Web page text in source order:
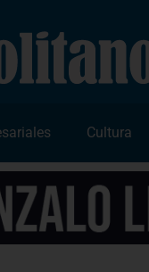
Cultura